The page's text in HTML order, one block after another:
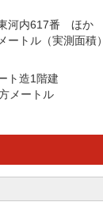
河内617番 ほか
トル（実測面積）
ト造1階建
メートル